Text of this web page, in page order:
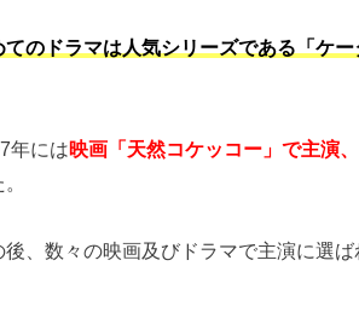
てのドラマは人気シリーズである「ケ
年には映画「天然コケッコー」で主演
後、数々の映画及びドラマで主演に選